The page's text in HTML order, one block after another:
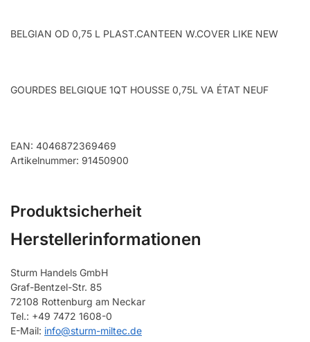
BELGIAN OD 0,75 L PLAST.CANTEEN W.COVER LIKE NEW
GOURDES BELGIQUE 1QT HOUSSE 0,75L VA ÉTAT NEUF
EAN: 4046872369469
Artikelnummer: 91450900
Produktsicherheit
Herstellerinformationen
Sturm Handels GmbH
Graf-Bentzel-Str. 85
72108 Rottenburg am Neckar
Tel.: +49 7472 1608-0
E-Mail: info@sturm-miltec.de